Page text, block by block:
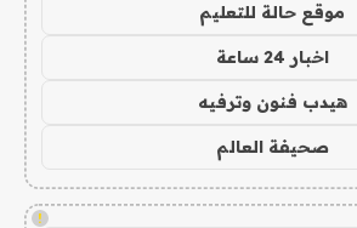
موقع حالة للتعليم
اخبار 24 ساعة
هيدب فنون وترفيه
صحيفة العالم
!